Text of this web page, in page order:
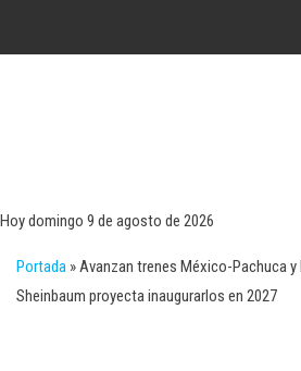
Hoy domingo 9 de agosto de 2026
Portada »Avanzan trenes México-Pachuca
Sheinbaum proyecta inaugurarlos en 2027